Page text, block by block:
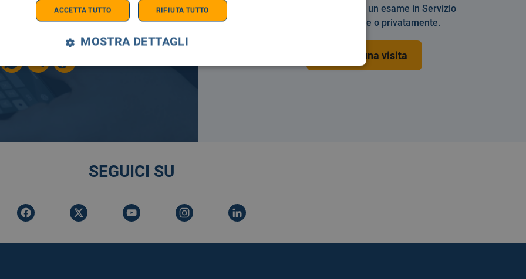
AGGIORNATO
Prenotare una visita o un esame in Servizio
Sanitario Nazionale o privatamente.
Prenota una visita
SEGUICI SU
ACCETTA TUTTO RIFIUTA TUTTO
MOSTRA DETTAGLI